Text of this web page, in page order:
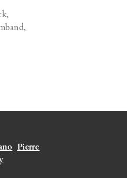
Pierre